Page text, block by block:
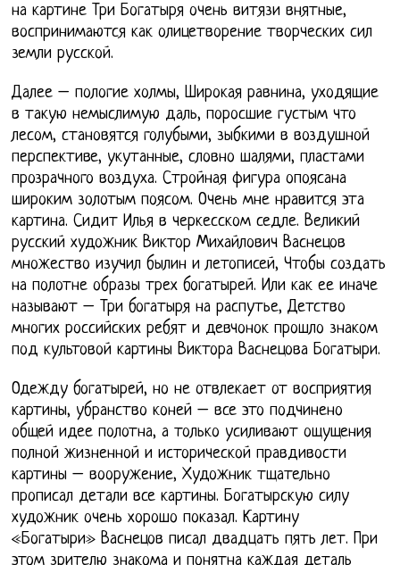
на картине Три Богатыря очень витязи внятные,
воспринимаются как олицетворение творческих сил
земли русской.
Далее – пологие холмы, Широкая равнина, уходящие
в такую немыслимую даль, поросшие густым что
лесом, становятся голубыми, зыбкими в воздушной
перспективе, укутанные, словно шалями, пластами
прозрачного воздуха. Стройная фигура опоясана
широким золотым поясом. Очень мне нравится эта
картина. Сидит Илья в черкесском седле. Великий
русский художник Виктор Михайлович Васнецов
множество изучил былин и летописей, Чтобы создать
на полотне образы трех богатырей. Или как ее иначе
называют – Три богатыря на распутье, Детство
многих российских ребят и девчонок прошло знаком
под культовой картины Виктора Васнецова Богатыри.
Одежду богатырей, но не отвлекает от восприятия
картины, убранство коней – все это подчинено
общей идее полотна, а только усиливают ощущения
полной жизненной и исторической правдивости
картины – вооружение, Художник тщательно
прописал детали все картины. Богатырскую силу
художник очень хорошо показал. Картину
«Богатыри» Васнецов писал двадцать пять лет. При
этом зрителю знакома и понятна каждая деталь